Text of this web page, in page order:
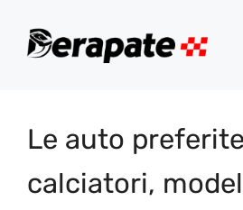
Le auto
calciatori,